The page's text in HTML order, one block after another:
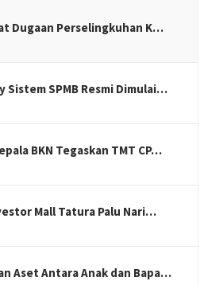
Dugaan Perselingkuhan K…
Sistem SPMB Resmi Dimulai…
BKN Tegaskan TMT CP…
Mall Tatura Palu Nari…
Aset Antara Anak dan Bapa…